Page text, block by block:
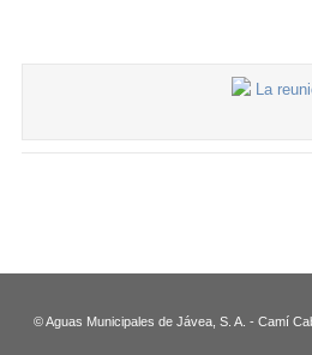
© Aguas Municipales de Jávea, S. A. - Camí